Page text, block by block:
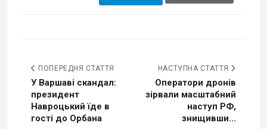
ПОПЕРЕДНЯ СТАТТЯ
У Варшаві скандал:
президент
Навроцький їде в
гості до Орбана
НАСТУПНА СТАТТЯ
Оператори дронів
зірвали масштабний
наступ РФ,
знищивши...